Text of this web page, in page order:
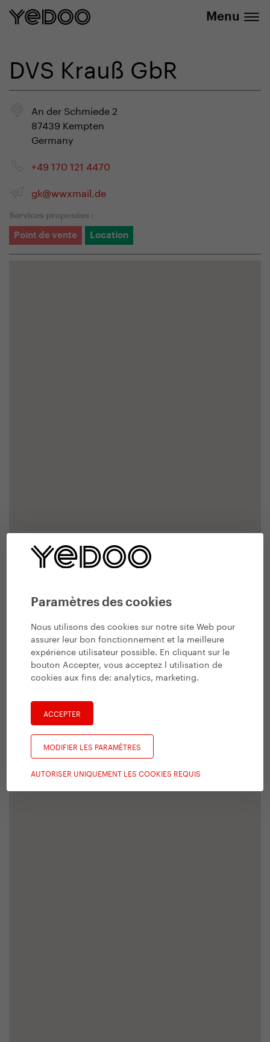
Paramètres des cookies
Nous utilisons des cookies sur notre site Web pour
assurer leur bon fonctionnement et la meilleure
expérience utilisateur possible. En cliquant sur le
bouton Accepter, vous acceptez l utilisation de
cookies aux fins de:analytics, marketing.
ACCEPTER
MODIFIER LES PARAMÈTRES
AUTORISER UNIQUEMENT LES COOKIES REQUIS
Menu
DVS Krauß GbR
An der Schmiede 2
87439 Kempten
Germany
+49 170 121 4470
gk@wwxmail.de
Services proposées :
Point de vente Location